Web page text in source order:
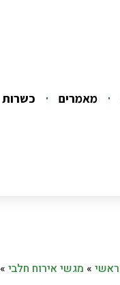
מאמרים כשרות
ראשי» מגשי אירוח חלבי»